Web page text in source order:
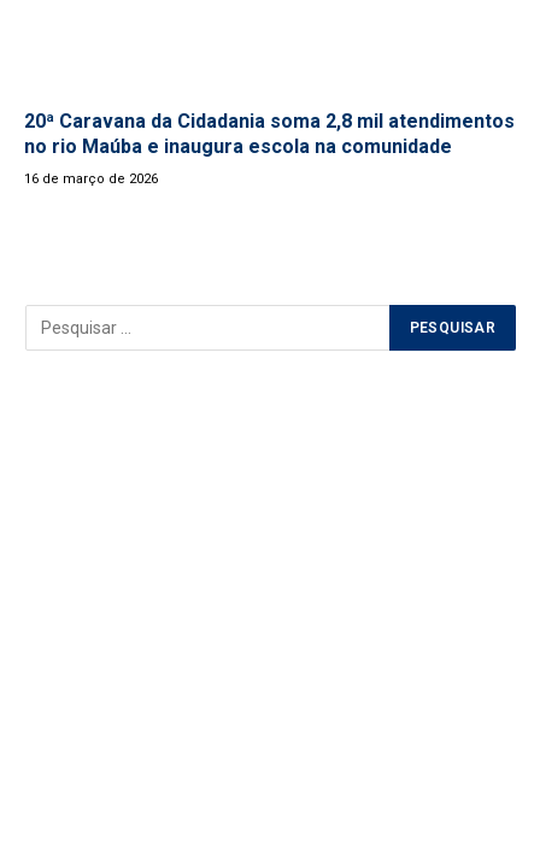
20ª Caravana da Cidadania soma 2,8 mil atendimentos
no rio Maúba e inaugura escola na comunidade
16 de março de 2026